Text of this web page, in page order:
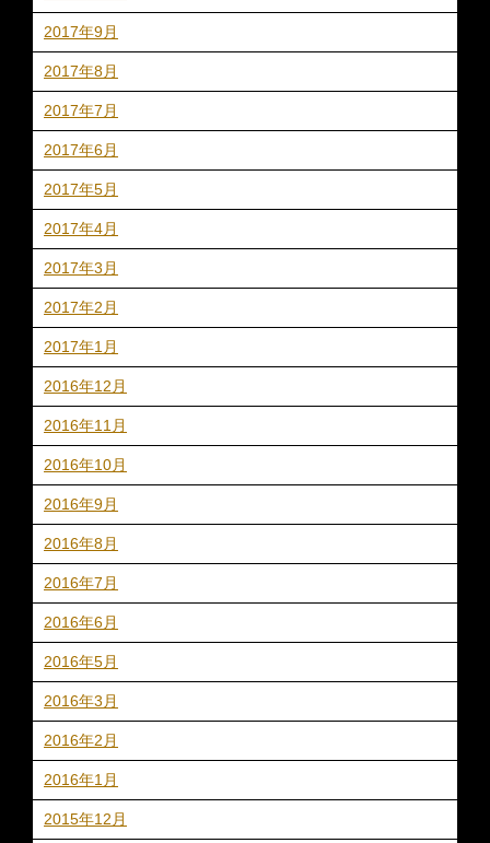
2017年9月
2017年8月
2017年7月
2017年6月
2017年5月
2017年4月
2017年3月
2017年2月
2017年1月
2016年12月
2016年11月
2016年10月
2016年9月
2016年8月
2016年7月
2016年6月
2016年5月
2016年3月
2016年2月
2016年1月
2015年12月